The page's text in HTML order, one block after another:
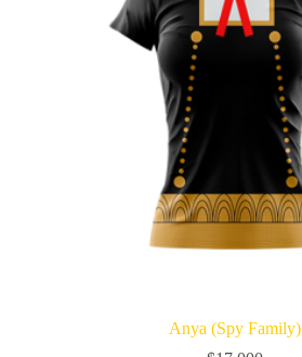
Anya (Spy Family)